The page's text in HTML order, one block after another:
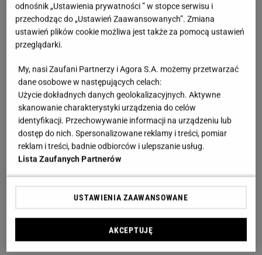
odnośnik „Ustawienia prywatności ” w stopce serwisu i
przechodząc do „Ustawień Zaawansowanych”. Zmiana
ustawień plików cookie możliwa jest także za pomocą ustawień
przeglądarki.
My, nasi Zaufani Partnerzy i Agora S.A. możemy przetwarzać
dane osobowe w następujących celach:
Użycie dokładnych danych geolokalizacyjnych. Aktywne
skanowanie charakterystyki urządzenia do celów
identyfikacji. Przechowywanie informacji na urządzeniu lub
dostęp do nich. Spersonalizowane reklamy i treści, pomiar
reklam i treści, badnie odbiorców i ulepszanie usług.
Lista Zaufanych Partnerów
USTAWIENIA ZAAWANSOWANE
AKCEPTUJĘ